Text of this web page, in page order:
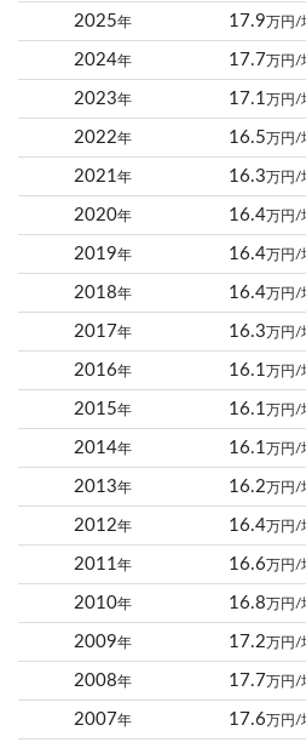
2025年 17.9万円/
2024年 17.7万円/
2023年 17.1万円/
2022年 16.5万円/
2021年 16.3万円/
2020年 16.4万円/
2019年 16.4万円/
2018年 16.4万円/
2017年 16.3万円/
2016年 16.1万円/
2015年 16.1万円/
2014年 16.1万円/
2013年 16.2万円/
2012年 16.4万円/
2011年 16.6万円/
2010年 16.8万円/
2009年 17.2万円/
2008年 17.7万円/
2007年 17.6万円/